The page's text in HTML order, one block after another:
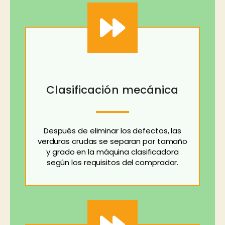
Clasificación mecánica
Después de eliminar los defectos, las
verduras crudas se separan por tamaño
y grado en la máquina clasificadora
según los requisitos del comprador.